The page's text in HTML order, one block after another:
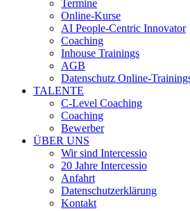
Termine
Online-Kurse
AI People-Centric Innovator
Coaching
Inhouse Trainings
AGB
Datenschutz Online-
TALENTE
C-Level Coaching
Coaching
Bewerber
ÜBER UNS
Wir sind Intercessio
20 Jahre Intercessio
Anfahrt
Datenschutzerklärung
Kontakt